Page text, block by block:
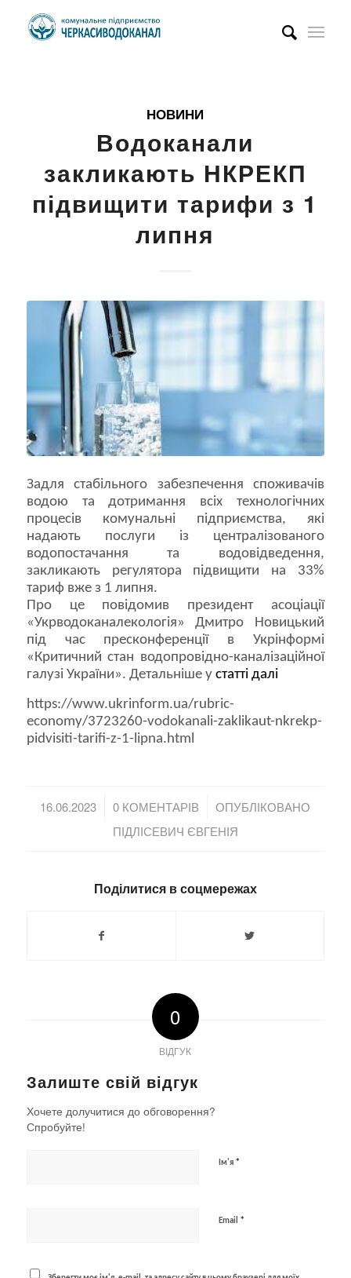
НОВИНИ
Водоканали
закликають НКРЕКП
підвищити тарифи з 1
липня
Задля стабільного забезпечення споживачів
водою та дотримання всіх технологічних
процесів комунальні підприємства, які
надають послуги із централізованого
водопостачання та водовідведення,
закликають регулятора підвищити на 33%
тариф вже з 1 липня.
Про це повідомив президент асоціації
«Укрводоканалекологія» Дмитро Новицький
під час пресконференції в Укрінформі
«Критичний стан водопровідно-каналізаційної
галузі України». Детальніше у статті далі
https://www.ukrinform.ua/rubric-
economy/3723260-vodokanali-zaklikaut-nkrekp-
pidvisiti-tarifi-z-1-lipna.html
16.06.2023
/ 0 КОМЕНТАРІВ
/
ОПУБЛІКОВАНО
ПІДЛІСЕВИЧ ЄВГЕНІЯ
Поділитися в соцмережах
0
ВІДГУК
Залиште свій відгук
Хочете долучитися до обговорення?
Спробуйте!
Ім'я *
Email *